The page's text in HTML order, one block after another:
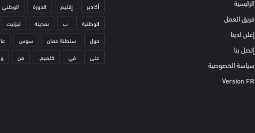
الرئيسية
فريق العمل
إعلن لدينا
إتصل بنا
سياسة الخصوصية
Version FR
أكادير إقليم الدورة
الوطني
الوطنية
ب بمدينة تيزنيت
حول
سلطنة عمان سوس
على
في كلميم. من و